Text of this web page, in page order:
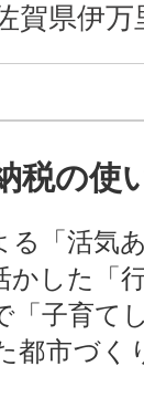
賀県伊
税の使
る「活気
かした「
「子育て
都市づく